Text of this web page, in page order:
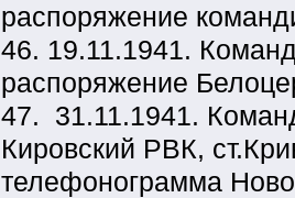
распоряжение
46. 19.11.1941.
распоряжение
47. 31.11.1941.
Кировский РВК,
телефонограмма